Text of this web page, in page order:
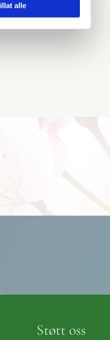
alle
Støtt oss